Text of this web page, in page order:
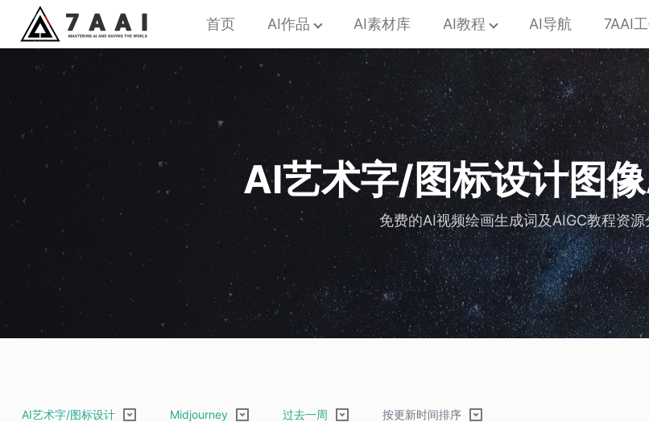
首页 AI作品 AI素材库 AI教程 AI导航 7AAI
AI艺术字/图标设计图
免费的AI视频绘画生成词及AIGC教程资
AI艺术字/图标设计 Midjourney 过去一周 按更新时间排序